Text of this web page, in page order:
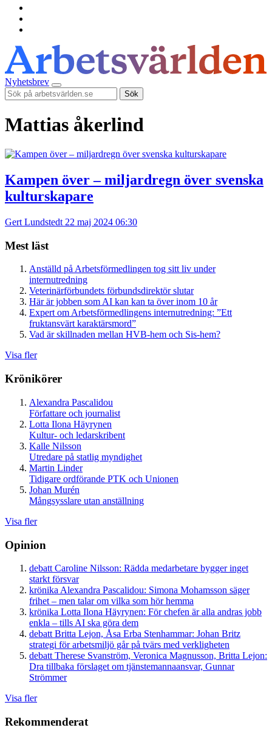
Nyhetsbrev
Sök
Mattias åkerlind
Kampen över – miljardregn över svenska
kulturskapare
Gert Lundstedt 22 maj 2024 06:30
Mest läst
Anställd på Arbetsförmedlingen tog sitt liv under
internutredning
Veterinärförbundets förbundsdirektör slutar
Här är jobben som AI kan kan ta över inom 10 år
Expert om Arbetsförmedlingens internutredning: ”Ett
fruktansvärt karaktärsmord”
Vad är skillnaden mellan HVB-hem och Sis-hem?
Visa fler
Krönikörer
Alexandra Pascalidou
Författare och journalist
Lotta Ilona Häyrynen
Kultur- och ledarskribent
Kalle Nilsson
Utredare på statlig myndighet
Martin Linder
Tidigare ordförande PTK och Unionen
Johan Murén
Mångsysslare utan anställning
Visa fler
Opinion
debatt Caroline Nilsson: Rädda medarbetare bygger inget
starkt försvar
krönika Alexandra Pascalidou: Simona Mohamsson säger
frihet – men talar om vilka som hör hemma
krönika Lotta Ilona Häyrynen: För chefen är alla andras jobb
enkla – tills AI ska göra dem
debatt Britta Lejon, Åsa Erba Stenhammar: Johan Britz
strategi för arbetsmiljö går på tvärs med verkligheten
debatt Therese Svanström, Veronica Magnusson, Britta Lejon:
Dra tillbaka förslaget om tjänstemannaansvar, Gunnar
Strömmer
Visa fler
Rekommenderat